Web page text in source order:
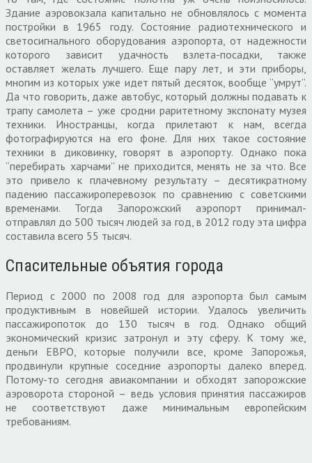
Здание аэровокзала капитально не обновлялось с момента
постройки в 1965 году. Состояние радиотехнического и
светосигнального оборудования аэропорта, от надежности
которого зависит удачность взлета-посадки, также
оставляет желать лучшего. Еще пару лет, и эти приборы,
многим из которых уже идет пятый десяток, вообще “умрут”.
Да что говорить, даже автобус, который должны подавать к
трапу самолета – уже сродни раритетному экспонату музея
техники. Иностранцы, когда прилетают к нам, всегда
фотографируются на его фоне. Для них такое состояние
техники в диковинку, говорят в аэропорту. Однако пока
“перебирать харчами” не приходится, менять не за что. Все
это привело к плачевному результату – десятикратному
падению пассажироперевозок по сравнению с советскими
временами. Тогда Запорожский аэропорт принимал-
отправлял до 500 тысяч людей за год, в 2012 году эта цифра
составила всего 55 тысяч.
Спасительные объятия города
Период с 2000 по 2008 год для аэропорта был самым
продуктивным в новейшей истории. Удалось увеличить
пассажиропоток до 130 тысяч в год. Однако общий
экономический кризис затронул и эту сферу. К тому же,
деньги ЕВРО, которые получили все, кроме Запорожья,
продвинули крупные соседние аэропорты далеко вперед.
Потому-то сегодня авиакомпании и обходят запорожские
аэроворота стороной – ведь условия принятия пассажиров
не соответствуют даже минимальным европейским
требованиям.